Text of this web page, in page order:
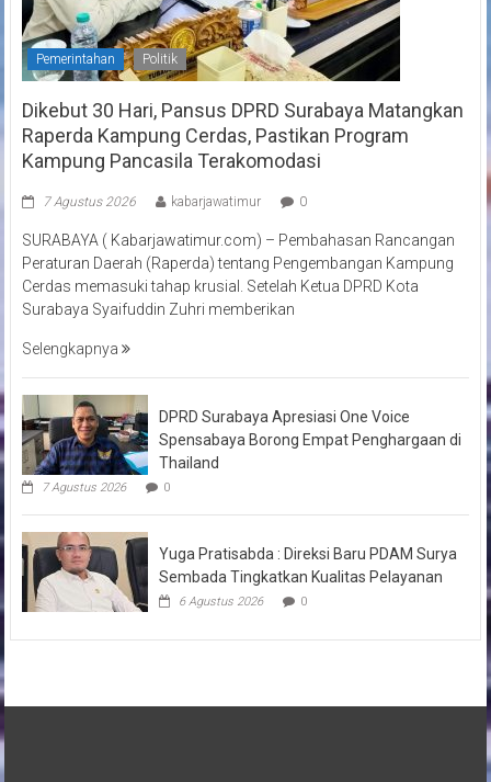
Pemerintahan Politik
Dikebut 30 Hari, Pansus DPRD Surabaya Matangkan
Raperda Kampung Cerdas, Pastikan Program
Kampung Pancasila Terakomodasi
7 Agustus 2026 kabarjawatimur 0
SURABAYA ( Kabarjawatimur.com) – Pembahasan Rancangan
Peraturan Daerah (Raperda) tentang Pengembangan Kampung
Cerdas memasuki tahap krusial. Setelah Ketua DPRD Kota
Surabaya Syaifuddin Zuhri memberikan
Selengkapnya
DPRD Surabaya Apresiasi One Voice
Spensabaya Borong Empat Penghargaan di
Thailand
7 Agustus 2026 0
Yuga Pratisabda : Direksi Baru PDAM Surya
Sembada Tingkatkan Kualitas Pelayanan
6 Agustus 2026 0